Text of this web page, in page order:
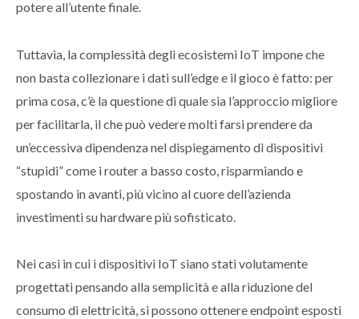
potere all’utente finale.
Tuttavia, la complessità degli ecosistemi IoT impone che
non basta collezionare i dati sull’edge e il gioco è fatto: per
prima cosa, c’è la questione di quale sia l’approccio migliore
per facilitarla, il che può vedere molti farsi prendere da
un’eccessiva dipendenza nel dispiegamento di dispositivi
“stupidi” come i router a basso costo, risparmiando e
spostando in avanti, più vicino al cuore dell’azienda
investimenti su hardware più sofisticato.
Nei casi in cui i dispositivi IoT siano stati volutamente
progettati pensando alla semplicità e alla riduzione del
consumo di elettricità, si possono ottenere endpoint esposti